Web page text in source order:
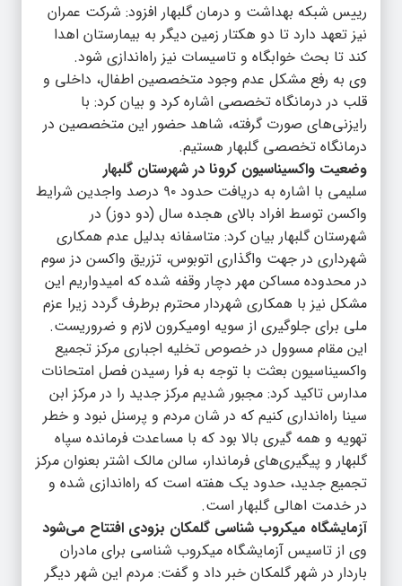
رییس شبکه بهداشت و درمان گلبهار افزود: شرکت عمران
نیز تعهد دارد تا دو هکتار زمین دیگر به بیمارستان اهدا
کند تا بحث خوابگاه و تاسیسات نیز راه‌اندازی شود.
وی به رفع مشکل عدم وجود متخصصین اطفال، داخلی و
قلب در درمانگاه تخصصی اشاره کرد و بیان کرد: با
رایزنی‌های صورت گرفته، شاهد حضور این متخصصین در
درمانگاه تخصصی گلبهار هستیم.
وضعیت واکسیناسیون کرونا در شهرستان گلبهار
سلیمی با اشاره به دریافت حدود ۹۰ درصد واجدین شرایط
واکسن توسط افراد بالای هجده سال (دو دوز) در
شهرستان گلبهار بیان کرد: متاسفانه بدلیل عدم همکاری
شهرداری در جهت واگذاری اتوبوس، تزریق واکسن دز سوم
در محدوده مساکن مهر دچار وقفه شده که امیدواریم این
مشکل نیز با همکاری شهردار محترم برطرف گردد زیرا عزم
ملی برای جلوگیری از سویه اومیکرون لازم و ضروریست.
این مقام مسوول در خصوص تخلیه اجباری مرکز تجمیع
واکسیناسیون بعثت با توجه به فرا رسیدن فصل امتحانات
مدارس تاکید کرد: مجبور شدیم مرکز جدید را در مرکز ابن
سینا راه‌انداری کنیم که در شان مردم و پرسنل نبود و خطر
تهویه و همه گیری بالا بود که با مساعدت فرمانده سپاه
گلبهار و پیگیری‌های فرماندار، سالن مالک اشتر بعنوان مرکز
تجمیع جدید، حدود یک هفته است که راه‌اندازی شده و
در خدمت اهالی گلبهار است.
آزمایشگاه میکروب شناسی گلمکان بزودی افتتاح می‌شود
وی از تاسیس آزمایشگاه میکروب شناسی برای مادران
باردار در شهر گلمکان خبر داد و گفت: مردم این شهر دیگر